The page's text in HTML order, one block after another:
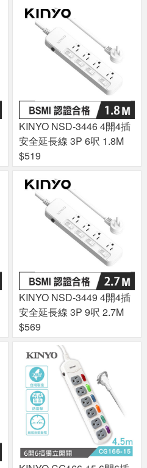
KINYO NSD-3446 4開4插
安全延長線 3P 6呎 1.8M
$519
KINYO NSD-3449 4開4插
安全延長線 3P 9呎 2.7M
$569